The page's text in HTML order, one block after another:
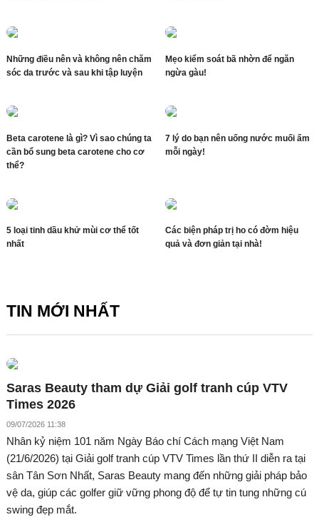
Những điều nên và không nên chăm
sóc da trước và sau khi tập luyện
Mẹo kiểm soát bã nhờn để ngăn
ngừa gàu!
Beta carotene là gì? Vì sao chúng ta
cần bổ sung beta carotene cho cơ
thể?
7 lý do bạn nên uống nước muối ấm
mỗi ngày!
5 loại tinh dầu khử mùi cơ thể tốt
nhất
Các biện pháp trị ho có đờm hiệu
quả và đơn giản tại nhà!
TIN MỚI NHẤT
Saras Beauty tham dự Giải golf tranh cúp VTV
Times 2026
09/07/2026 11:38
Nhân kỷ niệm 101 năm Ngày Báo chí Cách mạng Việt Nam
(21/6/2026) tại Giải golf tranh cúp VTV Times lần thứ II diễn ra tại
sân Tân Sơn Nhất, Saras Beauty mang đến những giải pháp bảo
vệ da, giúp các golfer giữ vững phong độ để tự tin tung những cú
swing đẹp mắt.